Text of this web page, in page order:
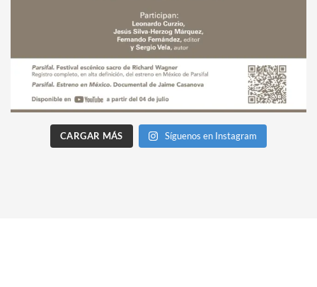
CARGAR MÁS Síguenos en Instagram